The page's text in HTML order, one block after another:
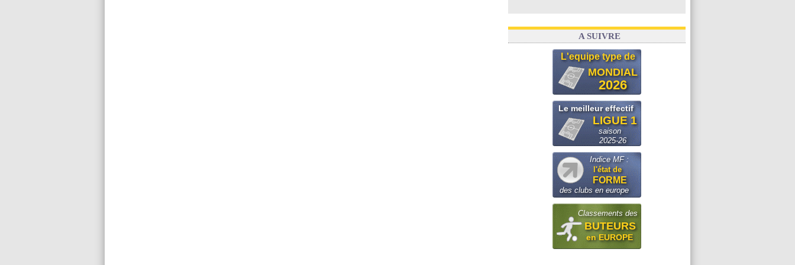
A SUIVRE
L'equipe type de
MONDIAL
2026
Le meilleur effectif
LIGUE 1
saison
2025-26
Indice MF :
l'état de
FORME
des clubs en europe
Classements des
BUTEURS
en EUROPE